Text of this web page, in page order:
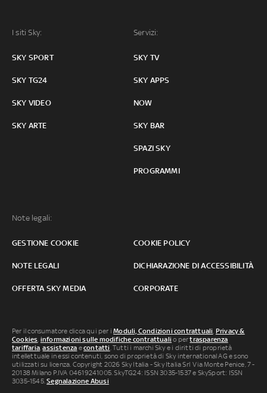
I siti Sky:
SKY SPORT
SKY TG24
SKY VIDEO
SKY ARTE
Servizi:
SKY TV
SKY APPS
NOW
SKY BAR
SPAZI SKY
PROGRAMMI
Note legali:
GESTIONE COOKIE COOKIE POLICY
NOTE LEGALI DICHIARAZIONE DI ACCESSIBILITÀ
OFFERTA SKY MEDIA CORPORATE
Per il consumatore clicca qui per iModuli, Condizioni contrattuali Privacy &
Cookies informazioni sulle modifiche contrattuali o pertrasparenza
tariffaria ,assistenza econtatti . Tutti i marchi Sky e i diritti di proprietà
intellettuale in essi contenuti, sono di proprietà di Sky international AG e sono
utilizzati su licenza. Copyright 2026 Sky Italia - Sky Italia Srl Via Monte Penice, 7 -
20138 Milano P.IVA 04619241005. SkyTG24: ISSN 3035-1537 e SkySport: ISSN
3035-1545.Segnalazione Abusi